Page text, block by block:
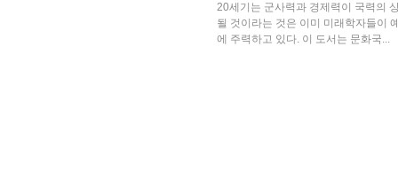
20세기는 군사력과 경제력이 국력의
될 것이라는 것은 이미 미래학자들이
에 주력하고 있다. 이 도서는 문화국...